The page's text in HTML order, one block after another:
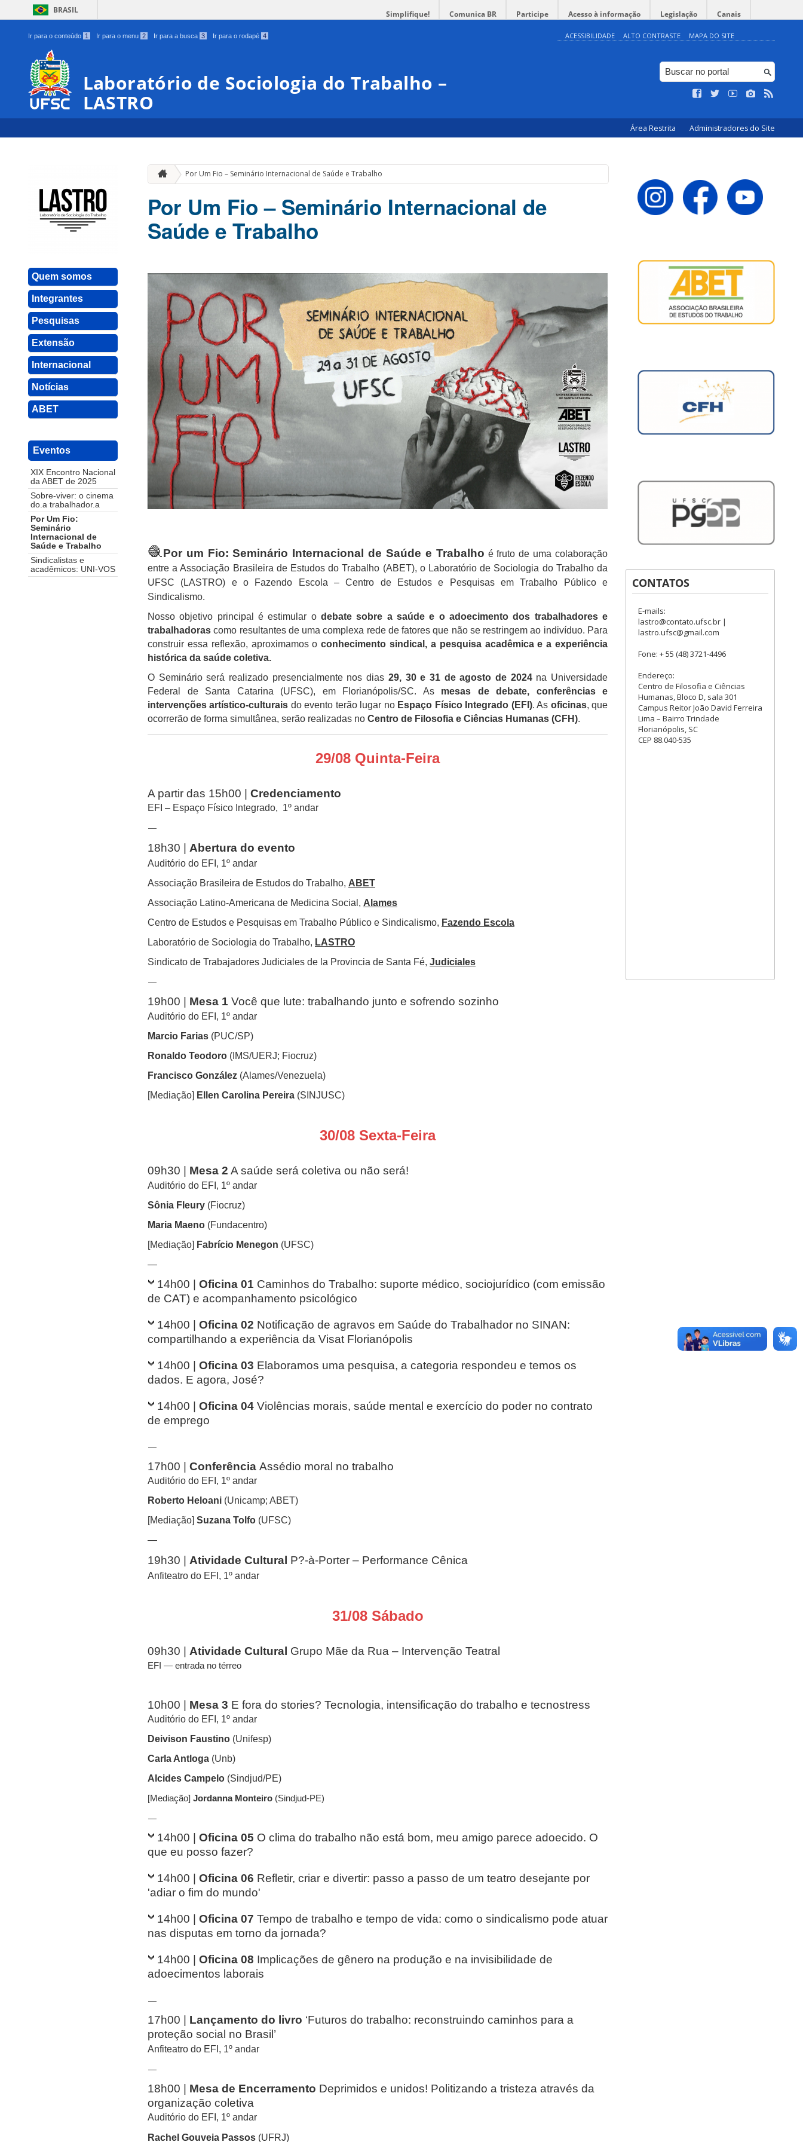
BRASIL Simplifique! Comunica BR Participe Acesso à informação Legislação Canais
Ir para o conteúdo 1 Ir para o menu 2 Ir para a busca 3 Ir para o rodapé 4 ACESSIBILIDADE ALTO CONTRASTE MAPA DO SITE
Laboratório de Sociologia do Trabalho –
LASTRO
Área Restrita Administradores do Site
Quem somos
Integrantes
Pesquisas
Extensão
Internacional
Notícias
ABET
Eventos
XIX Encontro Nacional
da ABET de 2025
Sobre-viver: o cinema
do.a trabalhador.a
Por Um Fio:
Seminário
Internacional de
Saúde e Trabalho
Sindicalistas e
acadêmicos: UNI-VOS
Por Um Fio – Seminário Internacional de Saúde e Trabalho
Por Um Fio – Seminário Internacional de
Saúde e Trabalho
🧶Por um Fio: Seminário Internacional de Saúde e Trabalho é fruto de uma colaboração
entre a Associação Brasileira de Estudos do Trabalho (ABET), o Laboratório de Sociologia do Trabalho da
UFSC (LASTRO) e o Fazendo Escola – Centro de Estudos e Pesquisas em Trabalho Público e
Sindicalismo.
Nosso objetivo principal é estimular o debate sobre a saúde e o adoecimento dos trabalhadores e
trabalhadoras como resultantes de uma complexa rede de fatores que não se restringem ao indivíduo. Para
construir essa reflexão, aproximamos oconhecimento sindical, a pesquisa acadêmica e a experiência
histórica da saúde coletiva.
O Seminário será realizado presencialmente nos dias 29, 30 e 31 de agosto de 2024na Universidade
Federal de Santa Catarina (UFSC), em Florianópolis/SC. Asmesas de debate, conferências e
intervenções artístico-culturais do evento terão lugar no Espaço Físico Integrado (EFI). As oficinas, que
ocorrerão de forma simultânea, serão realizadas no Centro de Filosofia e Ciências Humanas (CFH).
29/08 Quinta-Feira
A partir das 15h00 | Credenciamento
EFI – Espaço Físico Integrado, 1º andar
—
18h30 | Abertura do evento
Auditório do EFI, 1º andar
Associação Brasileira de Estudos do Trabalho, ABET
Associação Latino-Americana de Medicina Social, Alames
Centro de Estudos e Pesquisas em Trabalho Público e Sindicalismo, Fazendo Escola
Laboratório de Sociologia do Trabalho, LASTRO
Sindicato de Trabajadores Judiciales de la Provincia de Santa Fé, Judiciales
—
19h00 | Mesa 1 Você que lute: trabalhando junto e sofrendo sozinho
Auditório do EFI, 1º andar
Marcio Farias (PUC/SP)
Ronaldo Teodoro (IMS/UERJ; Fiocruz)
Francisco González (Alames/Venezuela)
[Mediação] Ellen Carolina Pereira (SINJUSC)
30/08 Sexta-Feira
09h30 | Mesa 2 A saúde será coletiva ou não será!
Auditório do EFI, 1º andar
Sônia Fleury (Fiocruz)
Maria Maeno (Fundacentro)
[Mediação] Fabrício Menegon (UFSC)
—
14h00 | Oficina 01 Caminhos do Trabalho: suporte médico, sociojurídico (com emissão
de CAT) e acompanhamento psicológico
14h00 | Oficina 02 Notificação de agravos em Saúde do Trabalhador no SINAN:
compartilhando a experiência da Visat Florianópolis
14h00 | Oficina 03 Elaboramos uma pesquisa, a categoria respondeu e temos os
dados. E agora, José?
14h00 | Oficina 04 Violências morais, saúde mental e exercício do poder no contrato
de emprego
—
17h00 | Conferência Assédio moral no trabalho
Auditório do EFI, 1º andar
Roberto Heloani (Unicamp; ABET)
[Mediação] Suzana Tolfo (UFSC)
—
19h30 | Atividade Cultural P?-à-Porter – Performance Cênica
Anfiteatro do EFI, 1º andar
31/08 Sábado
09h30 | Atividade Cultural Grupo Mãe da Rua – Intervenção Teatral
EFI — entrada no térreo
10h00 | Mesa 3 E fora do stories? Tecnologia, intensificação do trabalho e tecnostress
Auditório do EFI, 1º andar
Deivison Faustino (Unifesp)
Carla Antloga (Unb)
Alcides Campelo (Sindjud/PE)
[Mediação] Jordanna Monteiro (Sindjud-PE)
—
14h00 | Oficina 05 O clima do trabalho não está bom, meu amigo parece adoecido. O
que eu posso fazer?
14h00 | Oficina 06 Refletir, criar e divertir: passo a passo de um teatro desejante por
'adiar o fim do mundo'
14h00 | Oficina 07 Tempo de trabalho e tempo de vida: como o sindicalismo pode atuar
nas disputas em torno da jornada?
14h00 | Oficina 08 Implicações de gênero na produção e na invisibilidade de
adoecimentos laborais
—
17h00 | Lançamento do livro ‘Futuros do trabalho: reconstruindo caminhos para a
proteção social no Brasil’
Anfiteatro do EFI, 1º andar
—
18h00 | Mesa de Encerramento Deprimidos e unidos! Politizando a tristeza através da
organização coletiva
Auditório do EFI, 1º andar
Rachel Gouveia Passos (UFRJ)
CONTATOS
E-mails:
lastro@contato.ufsc.br |
lastro.ufsc@gmail.com
Fone: + 55 (48) 3721-4496
Endereço:
Centro de Filosofia e Ciências
Humanas, Bloco D, sala 301
Campus Reitor João David Ferreira
Lima – Bairro Trindade
Florianópolis, SC
CEP 88.040-535